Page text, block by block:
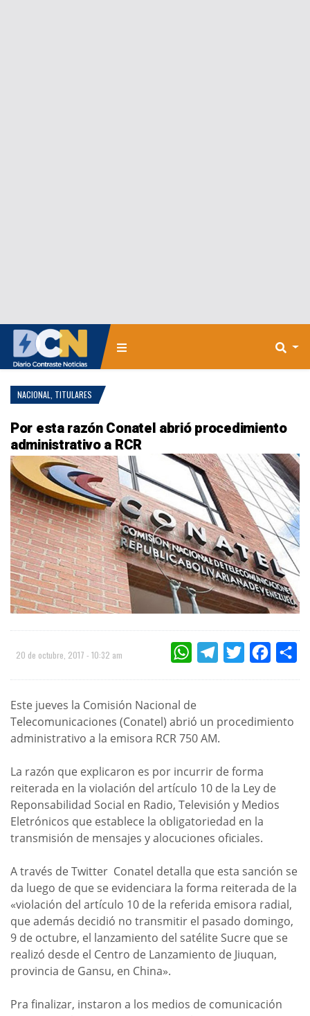
NACIONAL TITULARES
Por esta razón Conatel abrió procedimiento
administrativo a RCR
20 de octubre, 2017 - 10:32 am WHATSAPPTELEGRAMTWITTER
Este jueves la Comisión Nacional de
Telecomunicaciones (Conatel) abrió un procedimiento
administrativo a la emisora RCR 750 AM.
La razón que explicaron es por incurrir de forma
reiterada en la violación del artículo 10 de la Ley de
Reponsabilidad Social en Radio, Televisión y Medios
Eletrónicos que establece la obligatoriedad en la
transmisión de mensajes y alocuciones oficiales.
A través de Twitter Conatel detalla que esta sanción se
da luego de que se evidenciara la forma reiterada de la
«violación del artículo 10 de la referida emisora radial,
que además decidió no transmitir el pasado domingo,
9 de octubre, el lanzamiento del satélite Sucre que se
realizó desde el Centro de Lanzamiento de Jiuquan,
provincia de Gansu, en China».
Pra finalizar, instaron a los medios de comunicación